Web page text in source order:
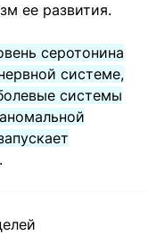
ее развития.
серотонина
системе,
системы